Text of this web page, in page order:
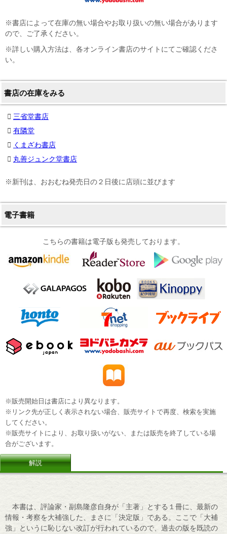
※書店によって在庫の無い場合やお取り扱いの無い場合があります
ので、ご了承ください。
※詳しい購入方法は、各オンライン書店のサイトにてご確認くださ
い。
書店の在庫をみる
三省堂書店
有隣堂
くまざわ書店
丸善ジュンク堂書店
※新刊は、おおむね発売日の２日後に店頭に並びます
電子書籍
こちらの書籍は電子版も発売しております。
※販売開始日は書店により異なります。
※リンク先が正しく表示されない場合、販売サイトで再度、検索を実施
してください。
※販売サイトにより、お取り扱いがない、または販売を終了している場
合がございます。
解説
本書は、評論家・副島隆彦自身が「主著」とする１冊に、最新の
情報・考察を大補強した、まさに「決定版」である。ここで「大補
強」というに恥じない改訂が行われているので、過去の版を既読の